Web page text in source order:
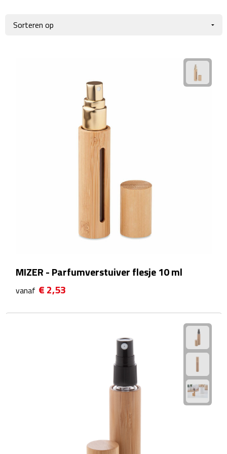
Laptophoezen & -tassen
Reistassen & Trolleys
Duffeltassen
Autotassen
MIZER - Parfumverstuiver flesje 10 ml
vanaf € 2,53